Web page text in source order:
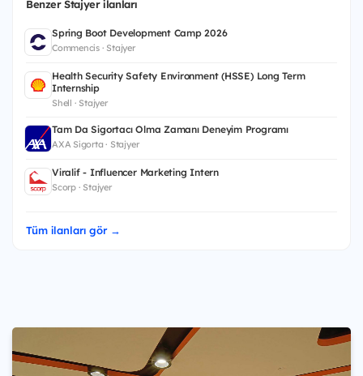
Benzer Stajyer ilanları
Spring Boot Development Camp 2026
Commencis · Stajyer
Health Security Safety Environment (HSSE) Long Term
Internship
Shell · Stajyer
Tam Da Sigortacı Olma Zamanı Deneyim Programı
AXA Sigorta · Stajyer
Viralif - Influencer Marketing Intern
Scorp · Stajyer
Tüm ilanları gör →